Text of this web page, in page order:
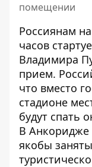
помещении
Россиянам
часов
Владимира
прием.
что вместо
стадионе
будут спать
В Анкоридже
якобы